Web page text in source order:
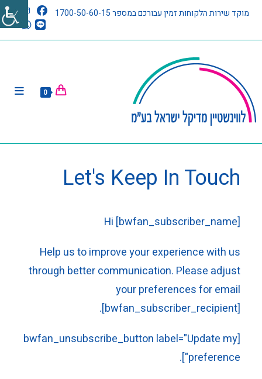
מוקד שירות הלקוחות זמין עבורכם במספר 1700-50-60-15
0
Let's Keep In Touch
Hi [bwfan_subscriber_name]
Help us to improve your experience with us
through better communication. Please adjust
your preferences for email
[bwfan_subscriber_recipient].
[bwfan_unsubscribe_button label="Update my
preference"].